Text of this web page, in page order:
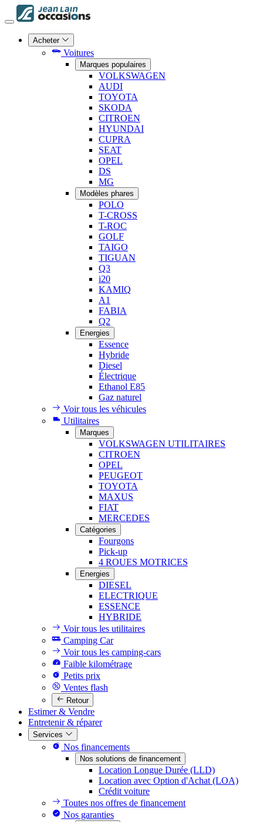
Acheter
Voitures
Marques populaires
VOLKSWAGEN
AUDI
TOYOTA
SKODA
CITROEN
HYUNDAI
CUPRA
SEAT
OPEL
DS
MG
Modèles phares
POLO
T-CROSS
T-ROC
GOLF
TAIGO
TIGUAN
Q3
i20
KAMIQ
A1
FABIA
Q2
Energies
Essence
Hybride
Diesel
Électrique
Ethanol E85
Gaz naturel
Voir tous les véhicules
Utilitaires
Marques
VOLKSWAGEN UTILITAIRES
CITROEN
OPEL
PEUGEOT
TOYOTA
MAXUS
FIAT
MERCEDES
Catégories
Fourgons
Pick-up
4 ROUES MOTRICES
Energies
DIESEL
ELECTRIQUE
ESSENCE
HYBRIDE
Voir tous les utilitaires
Camping Car
Voir tous les camping-cars
Faible kilométrage
Petits prix
Ventes flash
Retour
Estimer & Vendre
Entretenir & réparer
Services
Nos financements
Nos solutions de financement
Location Longue Durée (LLD)
Location avec Option d'Achat (LOA)
Crédit voiture
Toutes nos offres de financement
Nos garanties